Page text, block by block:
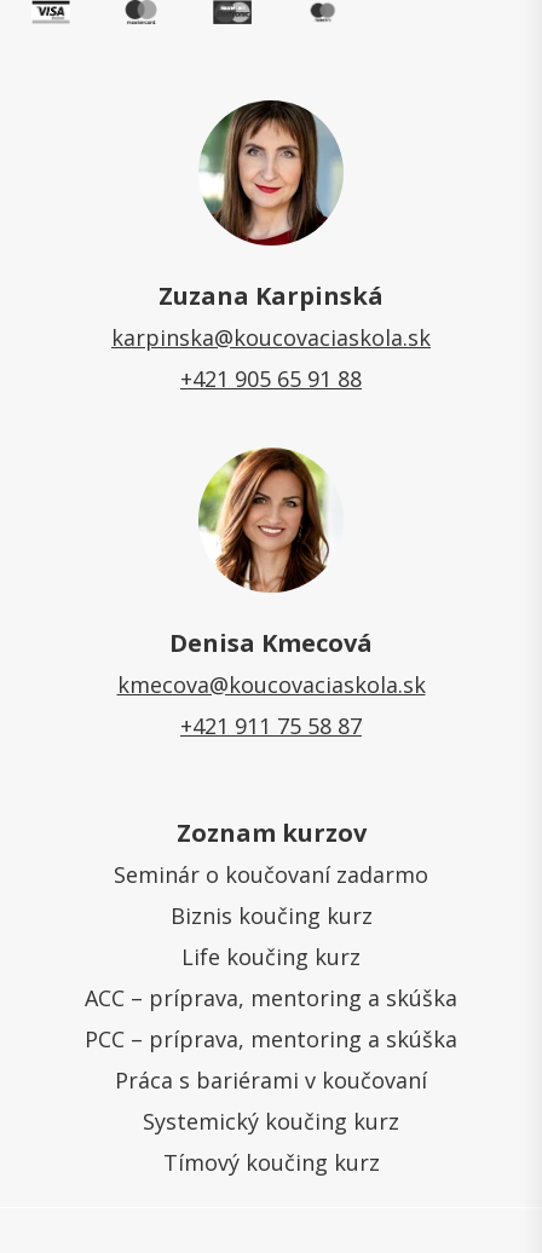
Zuzana Karpinská
karpinska@koucovaciaskola.sk
+421 905 65 91 88
Denisa Kmecová
kmecova@koucovaciaskola.sk
+421 911 75 58 87
Zoznam kurzov
Seminár o koučovaní zadarmo
Biznis koučing kurz
Life koučing kurz
ACC – príprava, mentoring a skúška
PCC – príprava, mentoring a skúška
Práca s bariérami v koučovaní
Systemický koučing kurz
Tímový koučing kurz